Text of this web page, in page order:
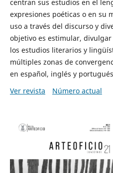
centran sus estudios en el
expresiones poéticas o en su
uso a través del discurso y
objetivo es estimular,
los estudios literarios y
múltiples zonas de
en español, inglés y
Ver revista
Número actual